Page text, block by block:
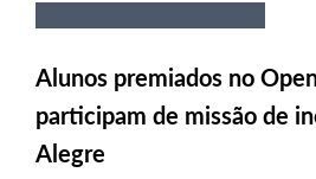
Alunos premiados no
participam de missão de
Alegre